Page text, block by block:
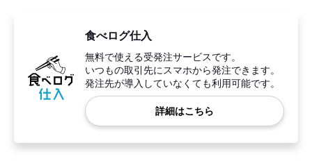
食べログ仕入
無料で使える受発注サービスです。
いつもの取引先にスマホから発注できます。
発注先が導入していなくても利用可能です。
詳細はこちら